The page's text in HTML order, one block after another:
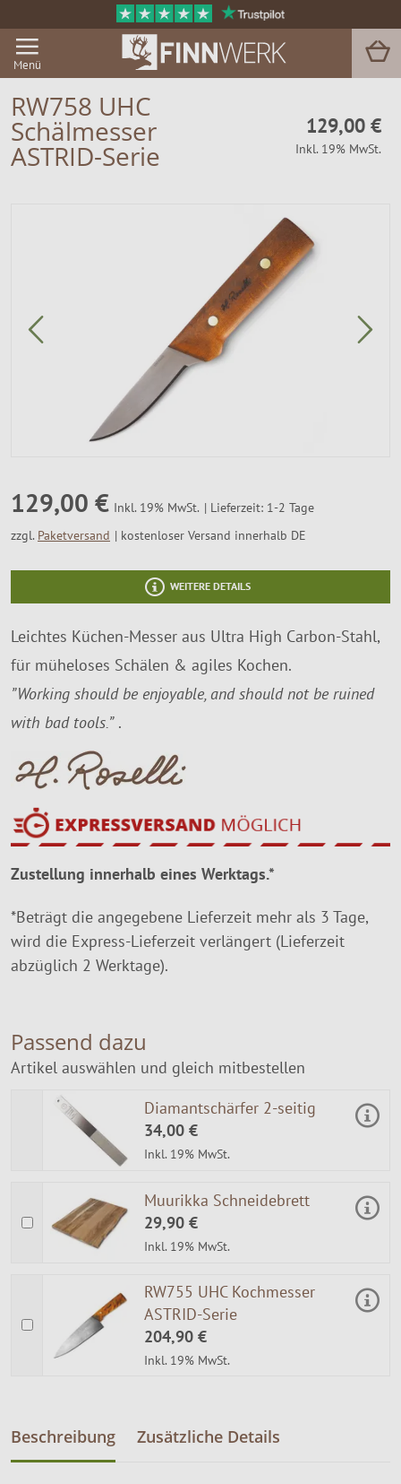
Menü
Grill & BBQ
Service
RW758 UHC
Schälmesser
ASTRID-Serie
129,00 €
Inkl. 19% MwSt.
129,00 € Inkl. 19% MwSt.
Lieferzeit: 1-2 Tage
zzgl. Paketversand kostenloser Versand innerhalb DE
WEITERE DETAILS
Leichtes Küchen-Messer aus Ultra High Carbon-Stahl,
für müheloses Schälen & agiles Kochen.
”Working should be enjoyable, and should not be ruined
with bad tools.”.
Zustellung innerhalb eines Werktags.*
*Beträgt die angegebene Lieferzeit mehr als 3 Tage,
wird die Express-Lieferzeit verlängert (Lieferzeit
abzüglich 2 Werktage).
Passend dazu
Artikel auswählen und gleich mitbestellen
Diamantschärfer 2-seitig
34,00 €
Inkl. 19% MwSt.
Muurikka Schneidebrett
29,90 €
Inkl. 19% MwSt.
RW755 UHC Kochmesser
ASTRID-Serie
204,90 €
Inkl. 19% MwSt.
Beschreibung Zusätzliche Details